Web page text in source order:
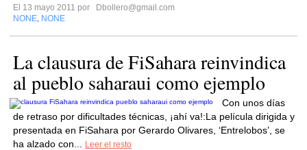
El 13 mayo 2011 por
Dbollero@gmail.com
NONE NONE
La clausura de FiSahara reinvindica
al pueblo saharaui como ejemplo
Con unos días
de retraso por dificultades técnicas, ¡ahí va!:La película dirigida y
presentada en FiSahara por Gerardo Olivares, ‘Entrelobos’, se
ha alzado con...
Leer el resto